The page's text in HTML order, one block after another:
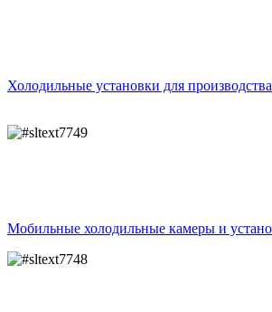
Холодильные установки для
Мобильные холодильные камеры и